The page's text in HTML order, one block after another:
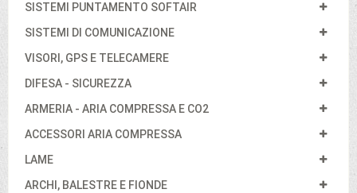
SISTEMI PUNTAMENTO SOFTAIR
SISTEMI DI COMUNICAZIONE
VISORI, GPS E TELECAMERE
DIFESA - SICUREZZA
ARMERIA - ARIA COMPRESSA E CO2
ACCESSORI ARIA COMPRESSA
LAME
ARCHI, BALESTRE E FIONDE